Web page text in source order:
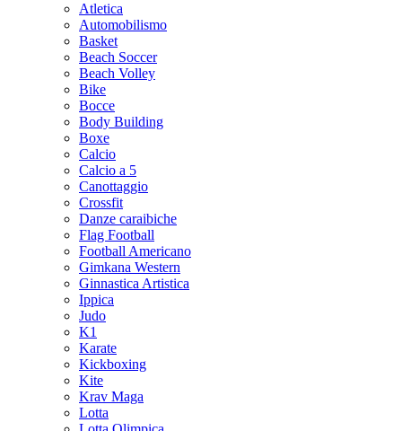
Atletica
Automobilismo
Basket
Beach Soccer
Beach Volley
Bike
Bocce
Body Building
Boxe
Calcio
Calcio a 5
Canottaggio
Crossfit
Danze caraibiche
Flag Football
Football Americano
Gimkana Western
Ginnastica Artistica
Ippica
Judo
K1
Karate
Kickboxing
Kite
Krav Maga
Lotta